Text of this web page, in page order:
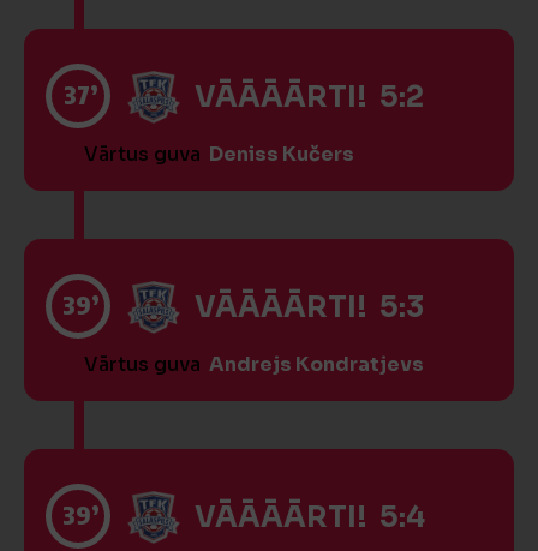
37’ VĀĀĀĀRTI! 5:2
Vārtus guva Deniss Kučers
39’ VĀĀĀĀRTI! 5:3
Vārtus guva Andrejs Kondratjevs
39’ VĀĀĀĀRTI! 5:4